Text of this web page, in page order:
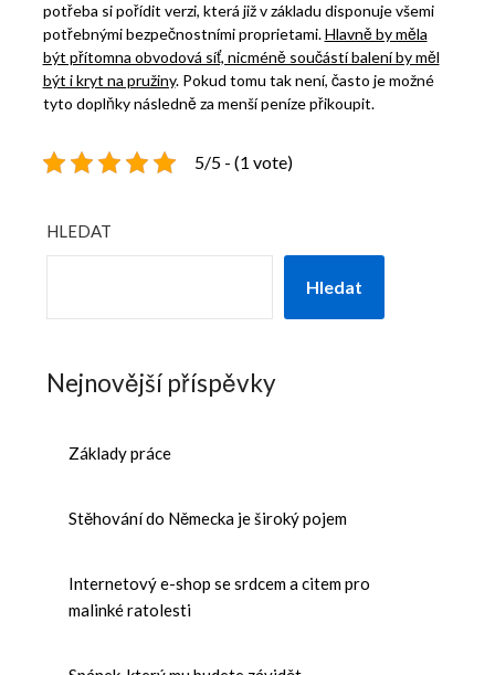
potřeba si pořídit verzi, která již v základu disponuje všemi
potřebnými bezpečnostními proprietami.Hlavně by měla
být přítomna obvodová síť, nicméně součástí balení by měl
být i kryt na pružiny. Pokud tomu tak není, často je možné
tyto doplňky následně za menší peníze přikoupit.
5/5 - (1 vote)
HLEDAT
Hledat
Nejnovější příspěvky
Základy práce
Stěhování do Německa je široký pojem
Internetový e-shop se srdcem a citem pro
malinké ratolesti